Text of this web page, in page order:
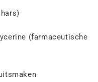
(farmaceutische